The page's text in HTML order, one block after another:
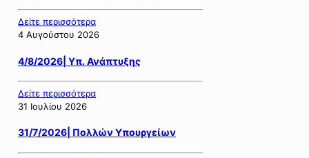
Δείτε περισσότερα
4 Αυγούστου 2026
4/8/2026| Υπ. Ανάπτυξης
Δείτε περισσότερα
31 Ιουλίου 2026
31/7/2026| Πολλών Υπουργείων